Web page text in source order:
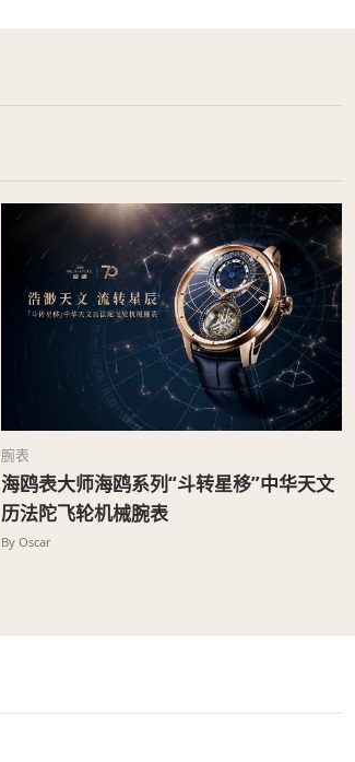
腕表
海鸥表大师海鸥系列“斗转星移”中华天文
历法陀飞轮机械腕表
By Oscar